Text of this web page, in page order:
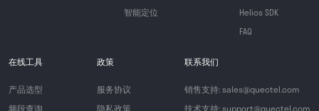
智能定位
Helios SDK
FAQ
在线工具
产品选型
频段查询
政策
服务协议
隐私政策
联系我们
销售支持: sales@quectel.com
技术支持: support@quectel.com